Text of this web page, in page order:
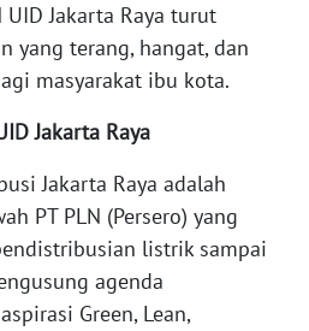
Jakarta Raya turut
yang terang, hangat, dan
masyarakat ibu kota.
Jakarta Raya
Jakarta Raya adalah
PT PLN (Persero) yang
listrik sampai
agenda
Green, Lean,